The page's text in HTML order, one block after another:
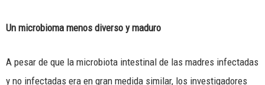
Un microbioma menos diverso y maduro
A pesar de que la microbiota intestinal de las madres infectadas
y no infectadas era en gran medida similar, los investigadores